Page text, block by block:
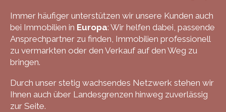
Immer häufiger unterstützen wir unsere Kunden auch
bei Immobilien in Europa: Wir helfen dabei, passende
Ansprechpartner zu finden, Immobilien professionell
zu vermarkten oder den Verkauf auf den Weg zu
bringen.
Durch unser stetig wachsendes Netzwerk stehen wir
Ihnen auch über Landesgrenzen hinweg zuverlässig
zur Seite.